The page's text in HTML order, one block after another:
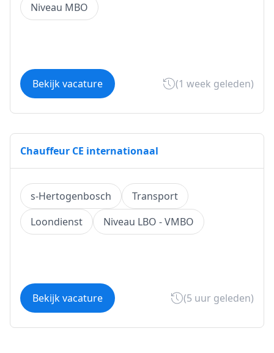
Niveau MBO
Bekijk vacature (1 week geleden)
Chauffeur CE internationaal
s-Hertogenbosch
Transport
Loondienst
Niveau LBO - VMBO
Bekijk vacature (5 uur geleden)